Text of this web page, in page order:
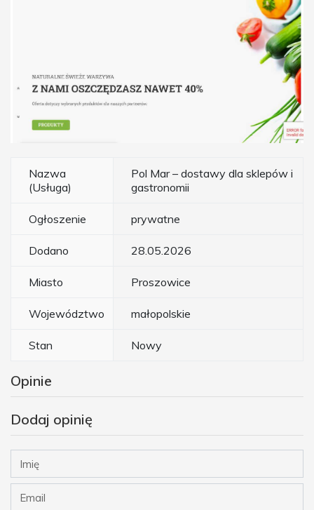
Nazwa
(Usługa)
Pol Mar – dostawy dla sklepów i
gastronomii
Ogłoszenie prywatne
Dodano 28.05.2026
Miasto Proszowice
Województwo małopolskie
Stan Nowy
Opinie
Dodaj opinię